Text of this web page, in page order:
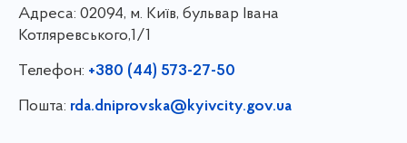
Адреса: 02094, м. Київ, бульвар Івана
Котляревського,1/1
Телефон: +380 (44) 573-27-50
Пошта: rda.dniprovska@kyivcity.gov.ua